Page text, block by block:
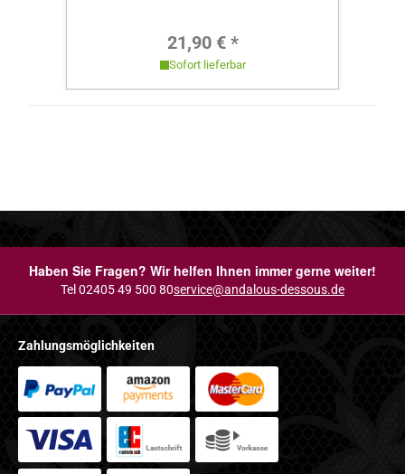
Regulärer Preis:
21,90 € *
Sofort lieferbar
Haben Sie Fragen? Wir helfen Ihnen immer gerne weiter!
Tel 02405 49 500 80service@andalous-dessous.de
Zahlungsmöglichkeiten